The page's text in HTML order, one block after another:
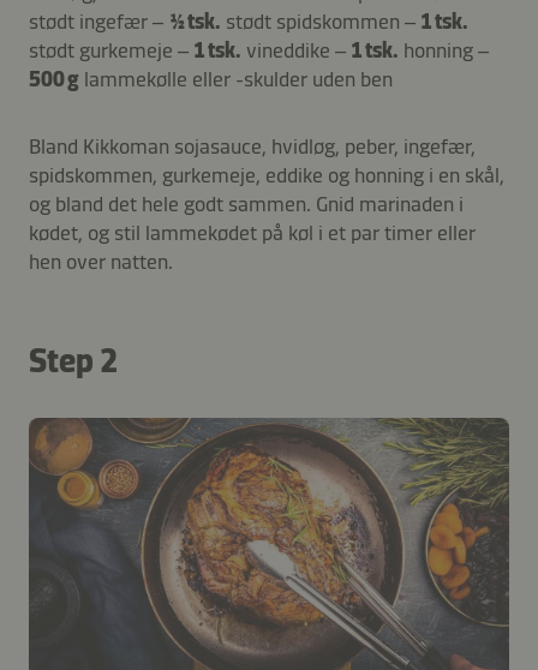
stødt ingefær – ½ tsk. stødt spidskommen – 1 tsk.
stødt gurkemeje – 1 tsk. vineddike – 1 tsk. honning –
500 g lammekølle eller -skulder uden ben
Bland Kikkoman sojasauce, hvidløg, peber, ingefær,
spidskommen, gurkemeje, eddike og honning i en skål,
og bland det hele godt sammen. Gnid marinaden i
kødet, og stil lammekødet på køl i et par timer eller
hen over natten.
Step 2